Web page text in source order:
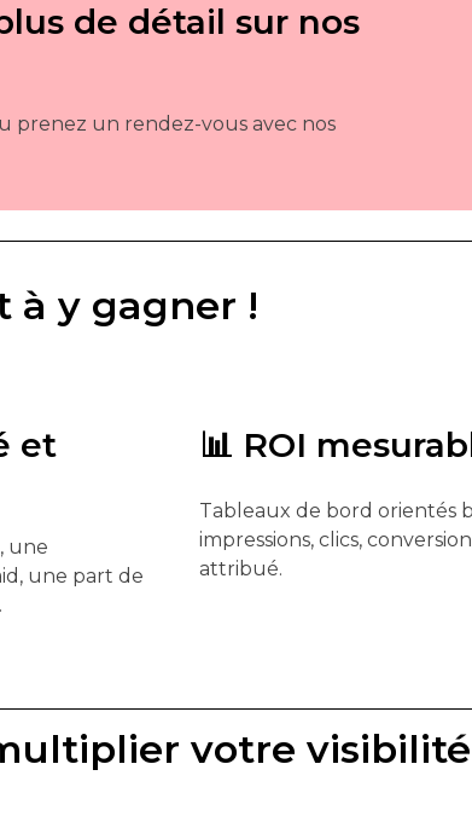
de détail sur nos
prenez un rendez-vous avec nos
à y gagner !
et
une
une part de
📊 ROI
Tableaux de bord orientés
impressions, clics,
attribué.
votre